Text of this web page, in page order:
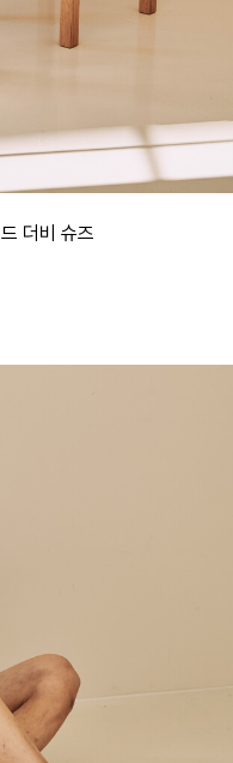
더비 슈즈